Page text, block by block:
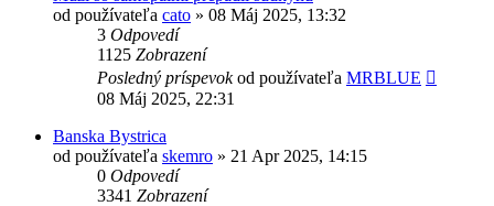
od používateľa cato » 08 Máj 2025, 13:32
3 Odpovedí
1125 Zobrazení
Posledný príspevokod používateľa MRBLUE
08 Máj 2025, 22:31
Banska Bystrica
od používateľa skemro » 21 Apr 2025, 14:15
0 Odpovedí
3341 Zobrazení